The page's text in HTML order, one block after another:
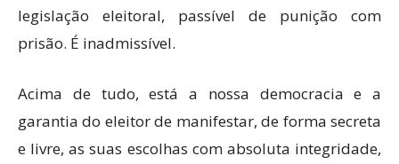
legislação eleitoral, passível de punição com
prisão. É inadmissível.
Acima de tudo, está a nossa democracia e a
garantia do eleitor de manifestar, de forma secreta
e livre, as suas escolhas com absoluta integridade,